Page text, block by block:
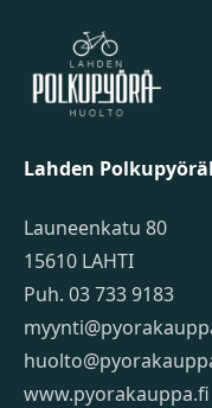
Lahden
Lahden
Launeenkatu 80
15610 LAHTI
Puh. 03 733 9183
www.pyorakauppa.fi